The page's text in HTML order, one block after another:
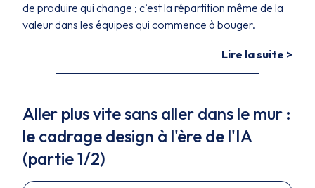
de produire qui change ; c’est la répartition même de la
valeur dans les équipes qui commence à bouger.
Lire la suite >
Aller plus vite sans aller dans le mur :
le cadrage design à l'ère de l'IA
(partie 1/2)